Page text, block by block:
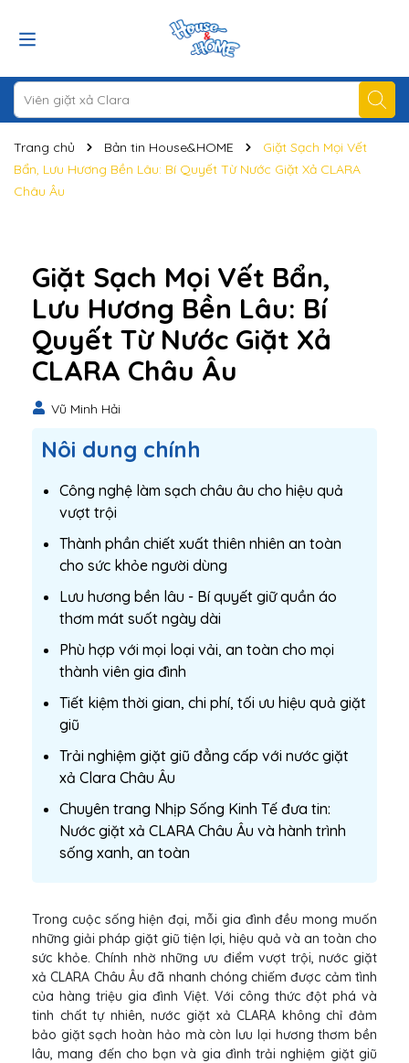
Trang chủ Bản tin House&HOME
Giặt Sạch Mọi Vết
Bẩn, Lưu Hương Bền Lâu: Bí Quyết Từ Nước Giặt Xả CLARA
Châu Âu
Giặt Sạch Mọi Vết Bẩn,
Lưu Hương Bền Lâu: Bí
Quyết Từ Nước Giặt Xả
CLARA Châu Âu
Vũ Minh Hải
Nôi dung chính
Công nghệ làm sạch châu âu cho hiệu quả
vượt trội
Thành phần chiết xuất thiên nhiên an toàn
cho sức khỏe người dùng
Lưu hương bền lâu - Bí quyết giữ quần áo
thơm mát suốt ngày dài
Phù hợp với mọi loại vải, an toàn cho mọi
thành viên gia đình
Tiết kiệm thời gian, chi phí, tối ưu hiệu quả giặt
giũ
Trải nghiệm giặt giũ đẳng cấp với nước giặt
xả Clara Châu Âu
Chuyên trang Nhịp Sống Kinh Tế đưa tin:
Nước giặt xả CLARA Châu Âu và hành trình
sống xanh, an toàn
Trong cuộc sống hiện đại, mỗi gia đình đều mong muốn
những giải pháp giặt giũ tiện lợi, hiệu quả và an toàn cho
sức khỏe. Chính nhờ những ưu điểm vượt trội, nước giặt
xả CLARA Châu Âu đã nhanh chóng chiếm được cảm tình
của hàng triệu gia đình Việt. Với công thức đột phá và
tinh chất tự nhiên, nước giặt xả CLARA không chỉ đảm
bảo giặt sạch hoàn hảo mà còn lưu lại hương thơm bền
lâu, mang đến cho bạn và gia đình trải nghiệm giặt giũ